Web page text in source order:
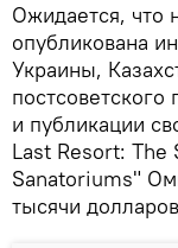
Ожидается, что
опубликована
Украины,
постсоветского
и публикации
Last Resort:
Sanatoriums"
тысячи